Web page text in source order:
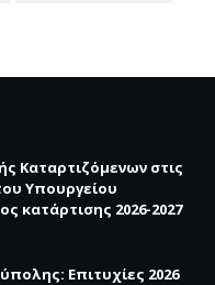
Καταρτιζόμενων στις
Υπουργείου
κατάρτισης 2026-2027
Επιτυχίες 2026